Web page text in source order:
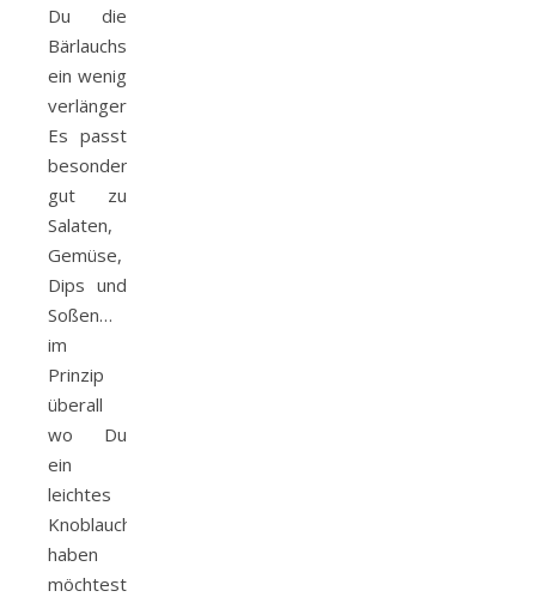
Du die
Bärlauchsaison
ein wenig
verlängern.
Es passt
besonders
gut zu
Salaten,
Gemüse,
Dips und
Soßen…
im
Prinzip
überall
wo Du
ein
leichtes
Knoblaucharoma
haben
möchtest.